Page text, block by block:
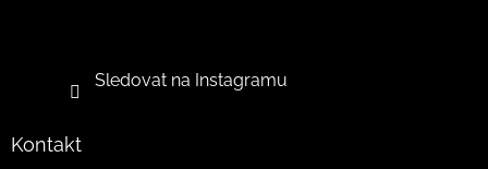
Sledovat na Instagramu
Kontakt